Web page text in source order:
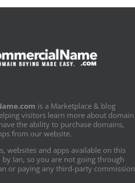
is a Marketplace & blog
visitors learn more about domain
the ability to purchase domains,
from our website.
websites and apps available on this
by Ian, so you are not going through
or paying any third-party commission